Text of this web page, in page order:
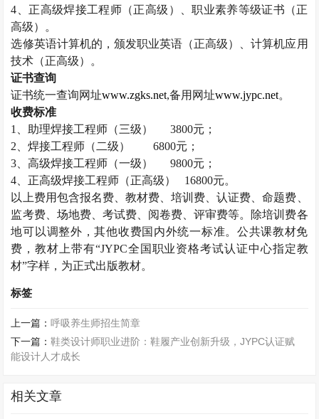
4 、正高级焊接工程师（正高级）、职业素养等级证书（正
高级）。
选修英语计算机的，颁发职业英语（正高级）、计算机应用
技术（正高级）。
证书查询
证书统一查询网址www.zgks.net,备用网址www.jypc.net。
收费标准
1
、助理焊接工程师（三级） 3800元；
2 、焊接工程师（二级） 6800元；
3 、高级焊接工程师（一级） 9800元；
4 、正高级焊接工程师（正高级） 16800元。
以上费用包含报名费、教材费、培训费、认证费、命题费、
监考费、场地费、考试费、阅卷费、评审费等。除培训费各
地可以调整外，其他收费国内外统一标准。公共课教材免
费，教材上带有“JYPC全国职业资格考试认证中心指定教
材”字样，为正式出版教材。
标签
上一篇：呼吸养生师招生简章
下一篇：鞋类设计师职业进阶：鞋履产业创新升级，JYPC认证赋
能设计人才成长
相关文章